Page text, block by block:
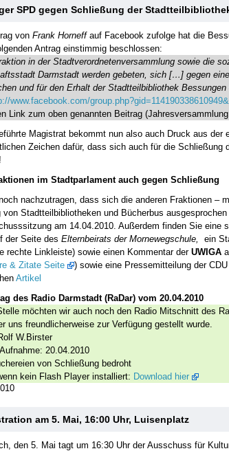
SPD gegen Schließung der
von Frank Horneffauf Facebook zufolge hat die
Antrag einstimmig beschlossen:
in der Stadtverordnetenversammlung sowie die
Darmstadt werden gebeten, sich […] gegen
und für den Erhalt der Stadtteilbibliothek Bessungen
www.facebook.com/
Link zum oben genannten Beitrag
Magistrat bekommt nun also auch Druck aus der
Zeichen dafür, dass sich auch für die Schließung
im Stadtparlament auch gegen Schließung
nachzutragen, dass sich die anderen Fraktionen –
von Stadtteilbibliotheken und Bücherbus
am 14.04.2010. Außerdem finden Sie eine
der Seite des Elternbeirats der Mornewegschule, ein
rechte Linkleiste) sowie einen Kommentar der UWIGA
& Zitate Seite
) sowie eine Pressemitteilung der
Artikel
des Radio Darmstadt (RaDar) vom 20.04.2010
möchten wir auch noch den Radio Mitschnitt des
uns freundlicherweise zur Verfügung gestellt wurde.
W.Birster
20.04.2010
von Schließung bedroht
kein Flash Player installiert: Download hier
am 5. Mai, 16:00 Uhr, Luisenplatz
den 5. Mai tagt um 16:30 Uhr der Ausschuss für